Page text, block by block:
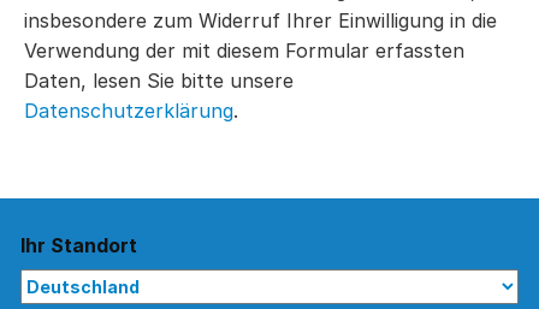
insbesondere zum Widerruf Ihrer Einwilligung in die
Verwendung der mit diesem Formular erfassten
Daten, lesen Sie bitte unsere
Datenschutzerklärung.
Ihr Standort